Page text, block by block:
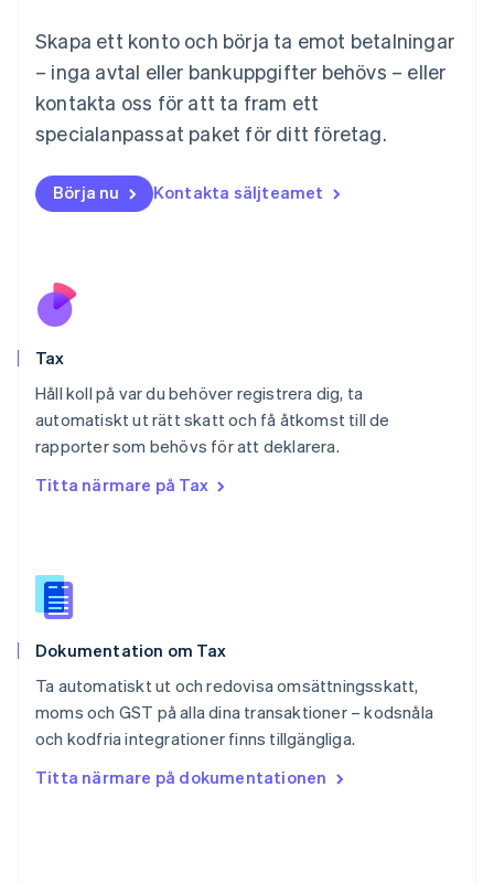
Skapa ett konto och börja ta emot betalningar
– inga avtal eller bankuppgifter behövs – eller
kontakta oss för att ta fram ett
specialanpassat paket för ditt företag.
Börja nu Kontakta säljteamet
Tax
Håll koll på var du behöver registrera dig, ta
automatiskt ut rätt skatt och få åtkomst till de
rapporter som behövs för att deklarera.
Titta närmare på Tax
Dokumentation om Tax
Ta automatiskt ut och redovisa omsättningsskatt,
moms och GST på alla dina transaktioner – kodsnåla
och kodfria integrationer finns tillgängliga.
Titta närmare på dokumentationen
Malta
English
Mexiko
Español English
Nederländerna
Norge
English
English
Portugal
Schweiz
DeutschFrançaisItalianoEnglish
Singapore
Slovakien
Spanien
Español
English
Sverige
Thailand
ไทยEnglish
English